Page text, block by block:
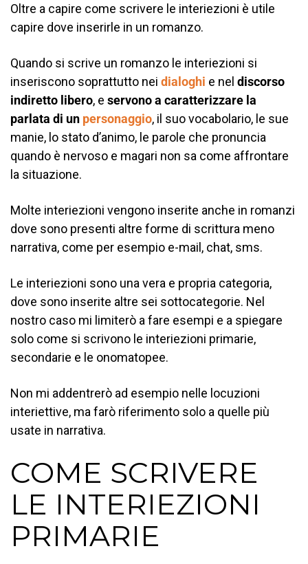
Oltre a capire come scrivere le interiezioni è utile
capire dove inserirle in un romanzo.
Quando si scrive un romanzo le interiezioni si
inseriscono soprattutto nei dialoghi e nel discorso
indiretto libero, e servono a caratterizzare la
parlata di un personaggio, il suo vocabolario, le sue
manie, lo stato d’animo, le parole che pronuncia
quando è nervoso e magari non sa come affrontare
la situazione.
Molte interiezioni vengono inserite anche in romanzi
dove sono presenti altre forme di scrittura meno
narrativa, come per esempio e-mail, chat, sms.
Le interiezioni sono una vera e propria categoria,
dove sono inserite altre sei sottocategorie. Nel
nostro caso mi limiterò a fare esempi e a spiegare
solo come si scrivono le interiezioni primarie,
secondarie e le onomatopee.
Non mi addentrerò ad esempio nelle locuzioni
interiettive, ma farò riferimento solo a quelle più
usate in narrativa.
COME SCRIVERE
LE INTERIEZIONI
PRIMARIE